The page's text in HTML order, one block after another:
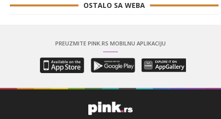
OSTALO SA WEBA
PREUZMITE PINK.RS MOBILNU APLIKACIJU